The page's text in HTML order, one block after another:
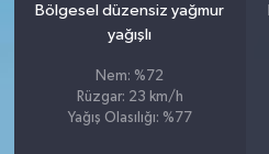
Bölgesel düzensiz yağmur
yağışlı
Nem: %72
Rüzgar: 23 km/h
Yağış Olasılığı: %77